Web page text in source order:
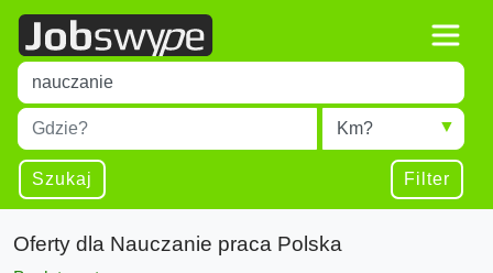
Title
Type 1 or more characters for results.
Miejscowość
Type 1 or more characters for results.
Radius
Szukaj Filter
Oferty dla Nauczanie praca Polska